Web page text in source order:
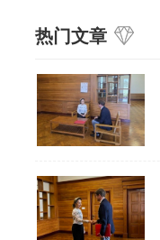
热门文章